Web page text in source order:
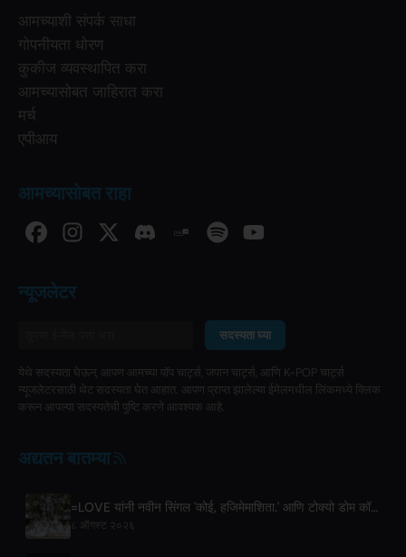
आमच्याशी संपर्क साधा
गोपनीयता धोरण
कुकीज व्यवस्थापित करा
आमच्यासोबत जाहिरात करा
मर्च
एपीआय
आमच्यासोबत राहा
न्यूजलेटर
सदस्यता घ्या
येथे सदस्यता घेऊन, आपण आमच्या पॉप चार्ट्स, जपान चार्ट्स, आणि K-POP चार्ट्स
न्यूजलेटरसाठी थेट सदस्यता घेत आहात. आपण प्राप्त झालेल्या ईमेलमधील लिंकमध्ये क्लिक
करून आपल्या सदस्यतेची पुष्टि करणे आवश्यक आहे.
अद्यतन बातम्या
=LOVE यांनी नवीन सिंगल 'कोई, हजिमेमाशिता.' आणि टोक्यो डोम कॉन्सर्ट्सची घोषणा केली
८ ऑगस्ट २०२६